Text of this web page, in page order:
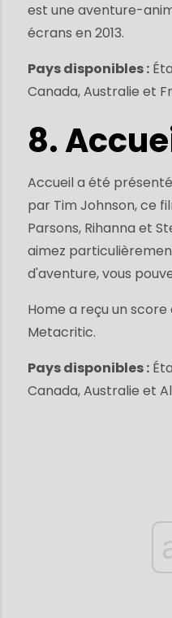
est une aventure-
écrans en 2013.
Pays disponibles :
Canada, Australie et
8.
Accueil a été présenté
par Tim Johnson, ce
Parsons, Rihanna et
aimez
d'aventure, vous
Home a reçu un
Metacritic.
Pays disponibles :
Canada, Australie et